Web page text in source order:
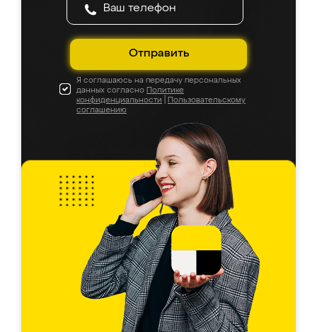
Отправить
Я соглашаюсь на передачу персональных
данных согласно Политике
конфиденциальности
Пользовательскому
соглашению